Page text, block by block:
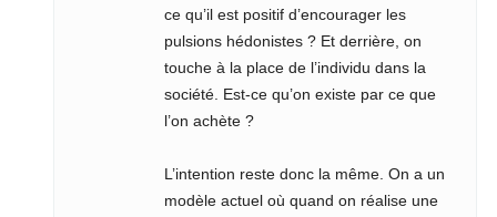
ce qu’il est positif d’encourager les
pulsions hédonistes ? Et derrière, on
touche à la place de l’individu dans la
société. Est-ce qu’on existe par ce que
l’on achète ?
L’intention reste donc la même. On a un
modèle actuel où quand on réalise une